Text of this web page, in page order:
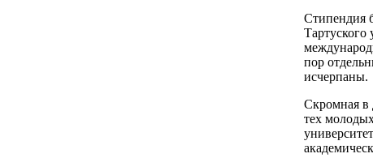
Стипендия
Тартуского
пор
исчерпаны.
Скромная в
тех